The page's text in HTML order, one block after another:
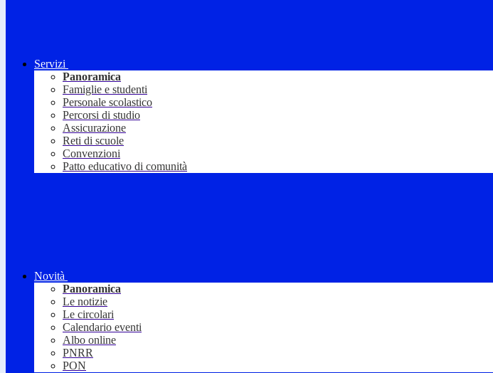
Servizi
Panoramica
Famiglie e studenti
Personale scolastico
Percorsi di studio
Assicurazione
Reti di scuole
Convenzioni
Patto educativo di comunità
Novità
Panoramica
Le notizie
Le circolari
Calendario eventi
Albo online
PNRR
PON